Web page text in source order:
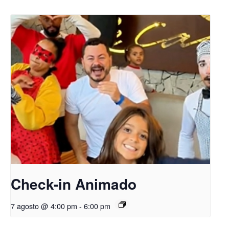
Check-in Animado
7 agosto @ 4:00 pm - 6:00 pm